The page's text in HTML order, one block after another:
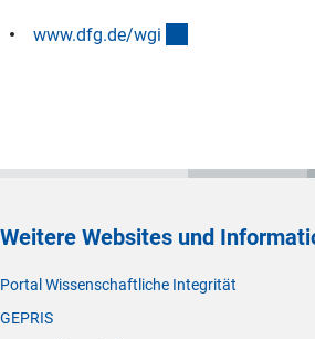
www.dfg.de/wgi
Weitere Websites und
Portal Wissenschaftliche Integrität
GEPRIS